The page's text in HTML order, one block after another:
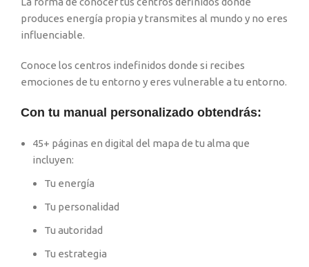
produces energía propia y transmites al mundo y no eres
influenciable.
Conoce los centros indefinidos donde si recibes
emociones de tu entorno y eres vulnerable a tu entorno.
Con tu manual personalizado obtendrás:
45+ páginas en digital del mapa de tu alma que
incluyen:
Tu energía
Tu personalidad
Tu autoridad
Tu estrategia